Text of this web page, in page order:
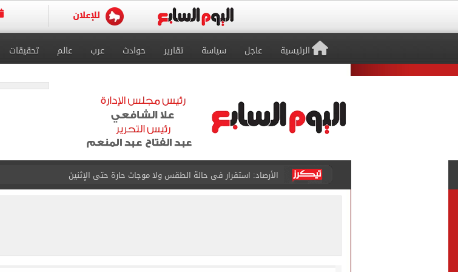
الرئيسية عاجل سياسة تقارير حوادث عرب عالم تحقيقات
الأرصاد: استقرار فى حالة الطقس ولا موجات حارة حتى الإثنين
جماهير طرابزون سبور تطالب محمد صلاح بحصد لقب الدورى التركى.. فيديو
رئيس الوزراء: مصر تتابع الأحداث بالمنطقة عن كثب وتسعى جاهدة لاحتواء التوترات